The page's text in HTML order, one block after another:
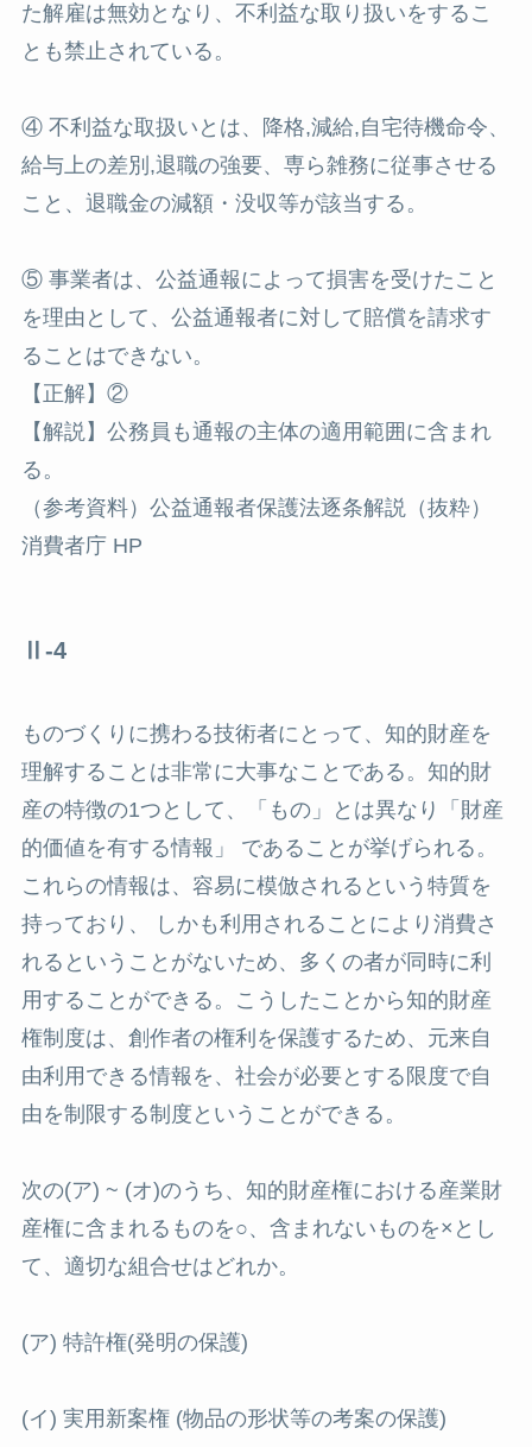
た解雇は無効となり、不利益な取り扱いをするこ
とも禁止されている。
④ 不利益な取扱いとは、降格,減給,自宅待機命令、
給与上の差別,退職の強要、専ら雑務に従事させる
こと、退職金の減額・没収等が該当する。
⑤ 事業者は、公益通報によって損害を受けたこと
を理由として、公益通報者に対して賠償を請求す
ることはできない。
【正解】②
【解説】公務員も通報の主体の適用範囲に含まれ
る。
（参考資料）公益通報者保護法逐条解説（抜粋）
消費者庁 HP
Ⅱ-4
ものづくりに携わる技術者にとって、知的財産を
理解することは非常に大事なことである。知的財
産の特徴の1つとして、「もの」とは異なり「財産
的価値を有する情報」 であることが挙げられる。
これらの情報は、容易に模倣されるという特質を
持っており、 しかも利用されることにより消費さ
れるということがないため、多くの者が同時に利
用することができる。こうしたことから知的財産
権制度は、創作者の権利を保護するため、元来自
由利用できる情報を、社会が必要とする限度で自
由を制限する制度ということができる。
次の(ア) ~ (オ)のうち、知的財産権における産業財
産権に含まれるものを○、含まれないものを×とし
て、適切な組合せはどれか。
(ア) 特許権(発明の保護)
(イ) 実用新案権 (物品の形状等の考案の保護)